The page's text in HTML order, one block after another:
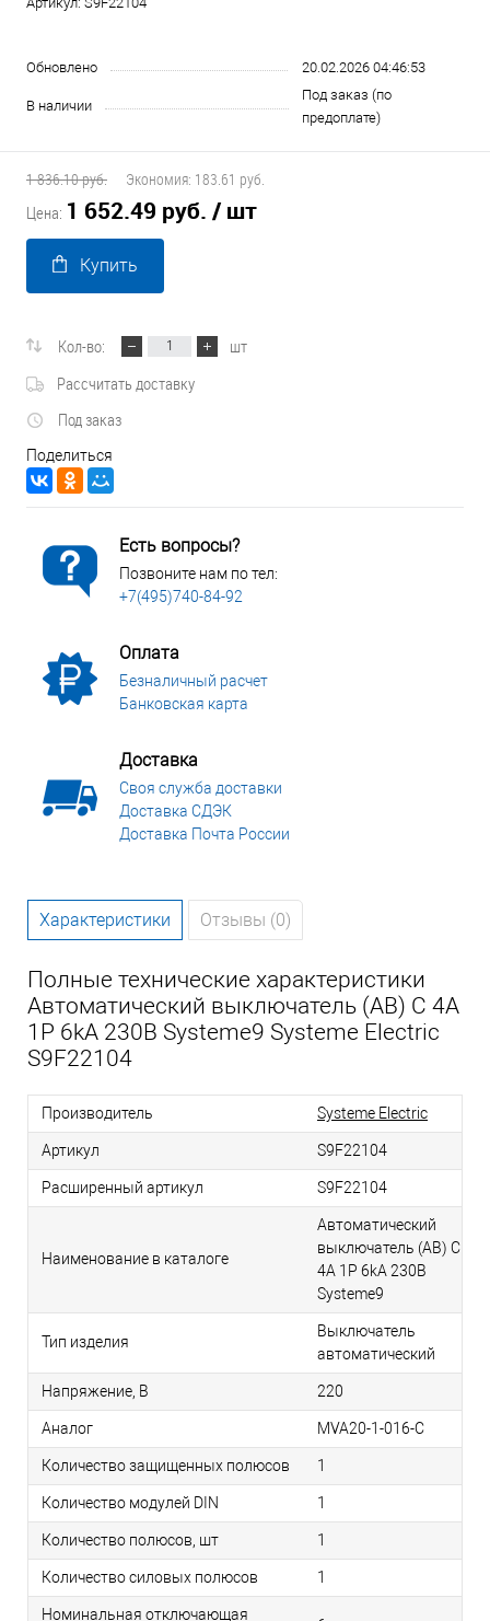
Обновлено 20.02.2026 04:46:53
В наличии
Под заказ (по
предоплате)
1 836.10 руб. Экономия: 183.61 руб.
Цена: 1 652.49 руб. / шт
Купить
Кол-во:
шт
Рассчитать доставку
Под заказ
Поделиться
Есть вопросы?
Позвоните нам по тел:
+7(495)740-84-92
Оплата
Безналичный расчет
Банковская карта
Доставка
Своя служба доставки
Доставка СДЭК
Доставка Почта России
Характеристики Отзывы (0)
Полные технические характеристики
Автоматический выключатель (АВ) C 4A
1P 6kA 230В Systeme9 Systeme Electric
S9F22104
Производитель Systeme Electric
Артикул S9F22104
Расширенный артикул S9F22104
Наименование в каталоге
Автоматический
выключатель (АВ) C
4A 1P 6kA 230В
Systeme9
Тип изделия
Выключатель
автоматический
Напряжение, В 220
Аналог MVA20-1-016-C
Количество защищенных полюсов 1
Количество модулей DIN 1
Количество полюсов, шт 1
Количество силовых полюсов 1
Номинальная отключающая